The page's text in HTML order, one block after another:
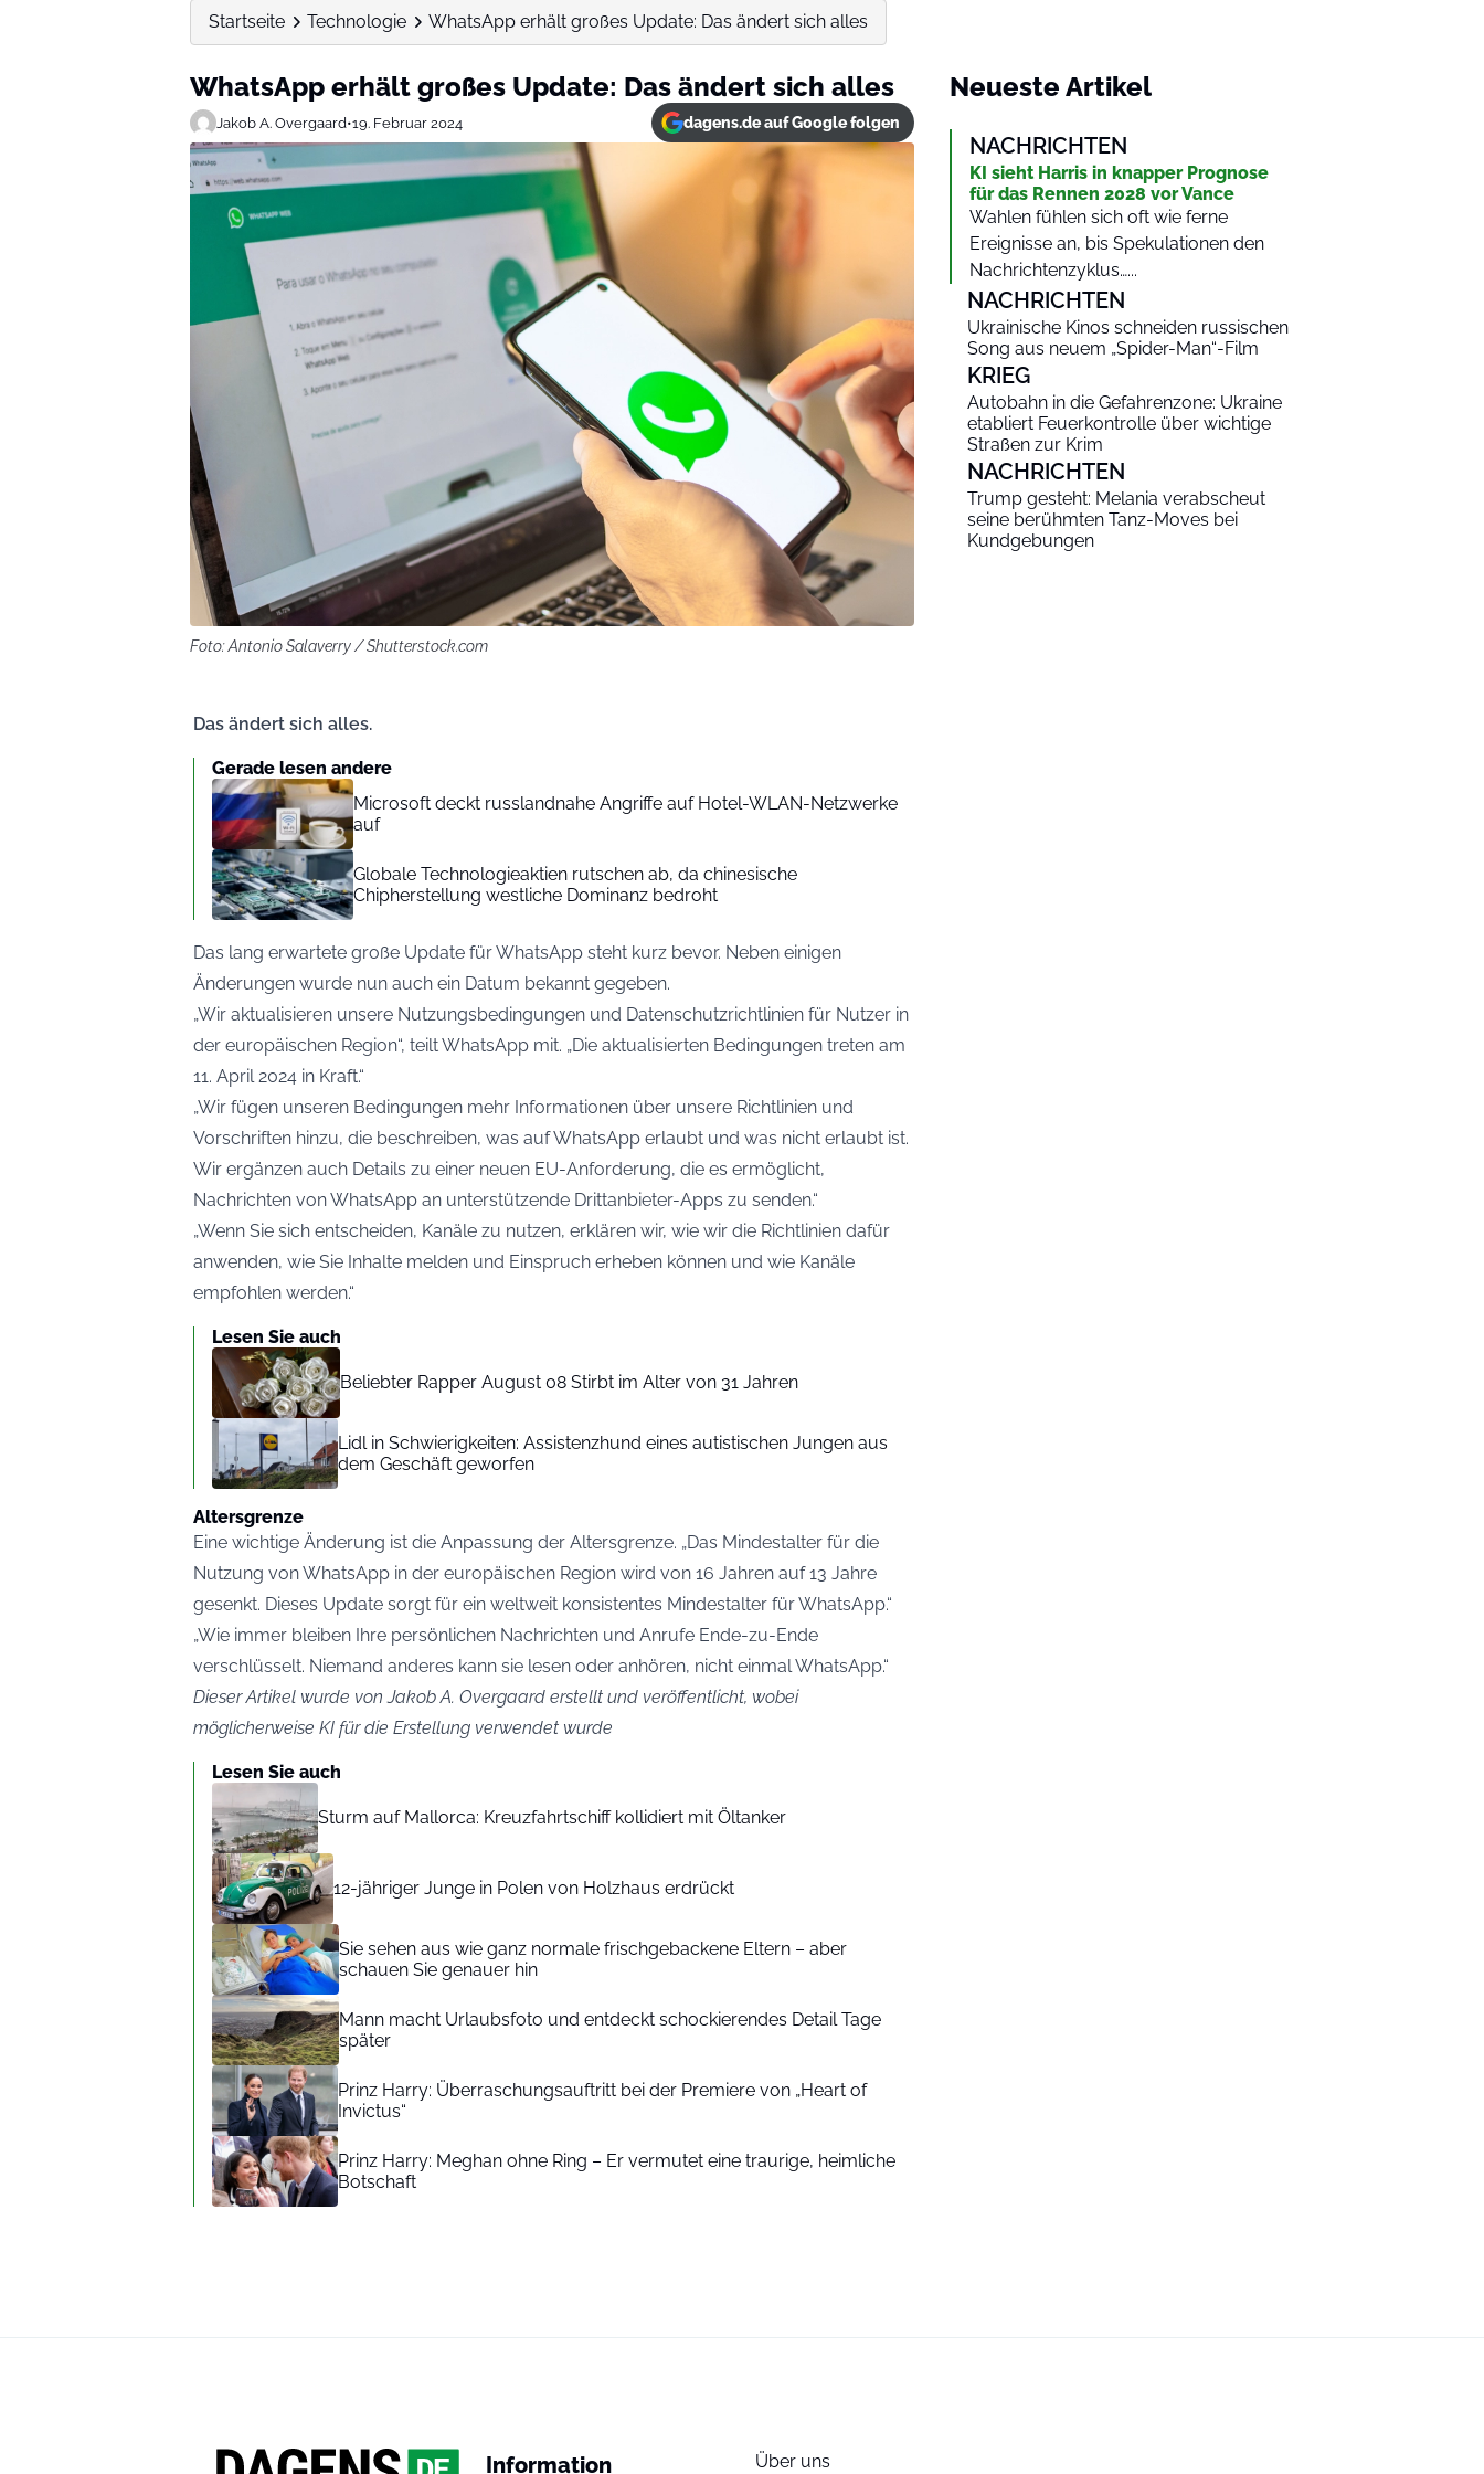
Startseite Technologie WhatsApp erhält großes Update: Das ändert sich alles
WhatsApp erhält großes Update: Das ändert sich alles
Jakob A. Overgaard•19. Februar 2024 dagens.de auf Google folgen
Foto: Antonio Salaverry / Shutterstock.com
Das ändert sich alles.
Gerade lesen andere
Microsoft deckt russlandnahe Angriffe auf Hotel-WLAN-Netzwerke
auf
Globale Technologieaktien rutschen ab, da chinesische
Chipherstellung westliche Dominanz bedroht
Das lang erwartete große Update für WhatsApp steht kurz bevor. Neben einigen
Änderungen wurde nun auch ein Datum bekannt gegeben.
„Wir aktualisieren unsere Nutzungsbedingungen und Datenschutzrichtlinien für Nutzer in
der europäischen Region“, teilt WhatsApp mit. „Die aktualisierten Bedingungen treten am
11. April 2024 in Kraft.“
„Wir fügen unseren Bedingungen mehr Informationen über unsere Richtlinien und
Vorschriften hinzu, die beschreiben, was auf WhatsApp erlaubt und was nicht erlaubt ist.
Wir ergänzen auch Details zu einer neuen EU-Anforderung, die es ermöglicht,
Nachrichten von WhatsApp an unterstützende Drittanbieter-Apps zu senden.“
„Wenn Sie sich entscheiden, Kanäle zu nutzen, erklären wir, wie wir die Richtlinien dafür
anwenden, wie Sie Inhalte melden und Einspruch erheben können und wie Kanäle
empfohlen werden.“
Lesen Sie auch
Beliebter Rapper August 08 Stirbt im Alter von 31 Jahren
Lidl in Schwierigkeiten: Assistenzhund eines autistischen Jungen aus
dem Geschäft geworfen
Altersgrenze
Eine wichtige Änderung ist die Anpassung der Altersgrenze. „Das Mindestalter für die
Nutzung von WhatsApp in der europäischen Region wird von 16 Jahren auf 13 Jahre
gesenkt. Dieses Update sorgt für ein weltweit konsistentes Mindestalter für WhatsApp.“
„Wie immer bleiben Ihre persönlichen Nachrichten und Anrufe Ende-zu-Ende
verschlüsselt. Niemand anderes kann sie lesen oder anhören, nicht einmal WhatsApp.“
Dieser Artikel wurde von Jakob A. Overgaard erstellt und veröffentlicht, wobei
möglicherweise KI für die Erstellung verwendet wurde
Lesen Sie auch
Sturm auf Mallorca: Kreuzfahrtschiff kollidiert mit Öltanker
12-jähriger Junge in Polen von Holzhaus erdrückt
Sie sehen aus wie ganz normale frischgebackene Eltern – aber
schauen Sie genauer hin
Mann macht Urlaubsfoto und entdeckt schockierendes Detail Tage
später
Prinz Harry: Überraschungsauftritt bei der Premiere von „Heart of
Invictus“
Prinz Harry: Meghan ohne Ring – Er vermutet eine traurige, heimliche
Botschaft
Neueste Artikel
NACHRICHTEN
KI sieht Harris in knapper Prognose
für das Rennen 2028 vor Vance
Wahlen fühlen sich oft wie ferne
Ereignisse an, bis Spekulationen den
Nachrichtenzyklus…...
NACHRICHTEN
Ukrainische Kinos schneiden russischen
Song aus neuem „Spider-Man“-Film
KRIEG
Autobahn in die Gefahrenzone: Ukraine
etabliert Feuerkontrolle über wichtige
Straßen zur Krim
NACHRICHTEN
Trump gesteht: Melania verabscheut
seine berühmten Tanz-Moves bei
Kundgebungen
Information Über uns